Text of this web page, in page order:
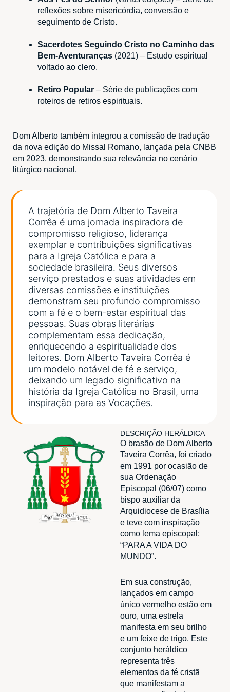
reflexões sobre misericórdia, conversão e
seguimento de Cristo.
Sacerdotes Seguindo Cristo no Caminho das
Bem-Aventuranças (2021) – Estudo espiritual
voltado ao clero.
Retiro Popular – Série de publicações com
roteiros de retiros espirituais.
Dom Alberto também integrou a comissão de tradução
da nova edição do Missal Romano, lançada pela CNBB
em 2023, demonstrando sua relevância no cenário
litúrgico nacional.
A trajetória de Dom Alberto Taveira
Corrêa é uma jornada inspiradora de
compromisso religioso, liderança
exemplar e contribuições significativas
para a Igreja Católica e para a
sociedade brasileira. Seus diversos
serviço prestados e suas atividades em
diversas comissões e instituições
demonstram seu profundo compromisso
com a fé e o bem-estar espiritual das
pessoas. Suas obras literárias
complementam essa dedicação,
enriquecendo a espiritualidade dos
leitores. Dom Alberto Taveira Corrêa é
um modelo notável de fé e serviço,
deixando um legado significativo na
história da Igreja Católica no Brasil, uma
inspiração para as Vocações.
DESCRIÇÃO HERÁLDICA
O brasão de Dom Alberto
Taveira Corrêa, foi criado
em 1991 por ocasião de
sua Ordenação
Episcopal (06/07) como
bispo auxiliar da
Arquidiocese de Brasília
e teve com inspiração
como lema episcopal:
“PARA A VIDA DO
MUNDO”.
Em sua construção,
lançados em campo
único vermelho estão em
ouro, uma estrela
manifesta em seu brilho
e um feixe de trigo. Este
conjunto heráldico
representa três
elementos da fé cristã
que manifestam a